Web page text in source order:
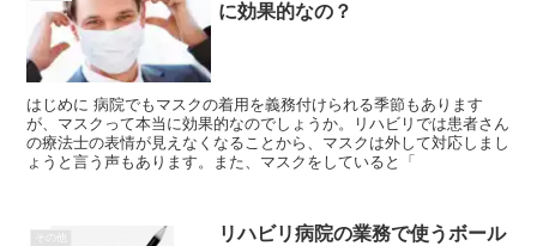
に効果的なの？
はじめに 病院でもマスクの着用を義務付けられる季節もあります
が、マスクって本当に効果的なのでしょうか。リハビリでは患者さん
の療法士の表情が見えなくなることから、マスクは外して対応しまし
ょうと言う声もあります。また、マスクをしていると「
その他
リハビリ病院の業務で使うボール